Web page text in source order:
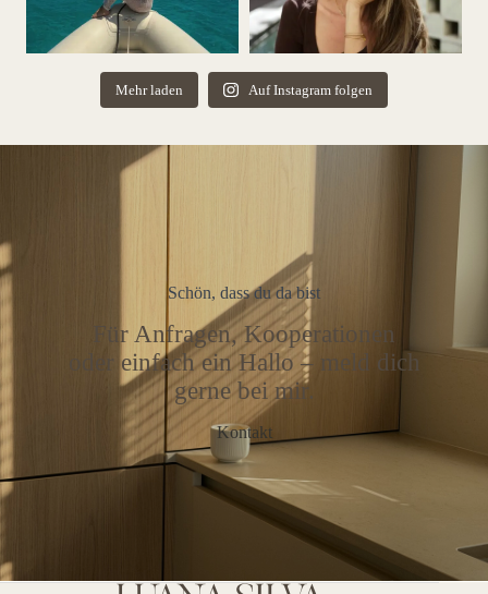
Mehr laden Auf Instagram folgen
Schön, dass du da bist
Für Anfragen, Kooperationen
oder einfach ein Hallo – meld dich
gerne bei mir.
Kontakt